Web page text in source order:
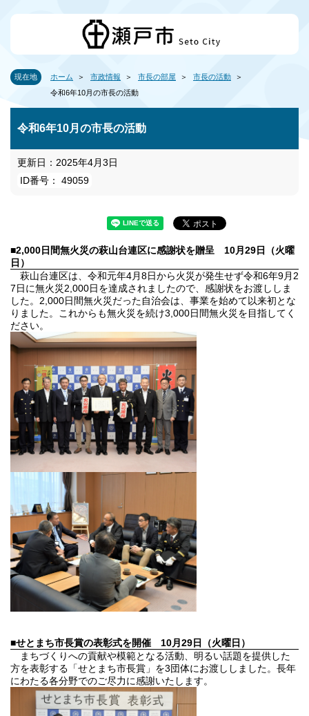
現在地 ホーム 市政情報 市長の部屋
市長の活動
令和6年10月の市長の活動
令和6年10月の市長の活動
更新日：2025年4月3日
ID番号： 49059
■2,000日間無火災の萩山台連区に感謝状を贈呈 10月29日（火曜
日）
萩山台連区は、令和元年4月8日から火災が発生せず令和6年9月2
7日に無火災2,000日を達成されましたので、感謝状をお渡ししま
した。2,000日間無火災だった自治会は、事業を始めて以来初とな
りました。これからも無火災を続け3,000日間無火災を目指してく
ださい。
■せとまち市長賞の表彰式を開催 10月29日（火曜日）
まちづくりへの貢献や模範となる活動、明るい話題を提供した
方を表彰する「せとまち市長賞」を3団体にお渡ししました。長年
にわたる各分野でのご尽力に感謝いたします。